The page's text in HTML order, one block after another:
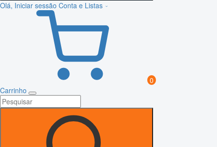
Olá, Iniciar sessão Conta e Listas
0
Carrinho